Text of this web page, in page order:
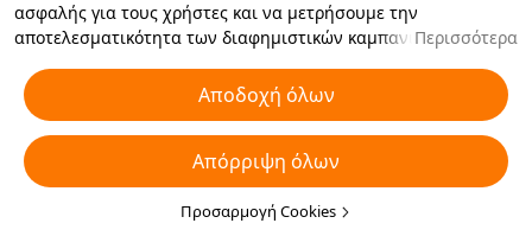
ασφαλής για τους χρήστες και να μετρήσουμε την
αποτελεσματικότητα των διαφημιστικών καμπανιών. Εάν
συνεργάτες με τους οποίους συνεργαζόμαστε να αποθηκεύουν
cookies και παρόμοιες τεχνολογίες στη συσκευή σας για
διαφημιστικούς σκοπούς. Μπορείτε επίσης να κάνετε
"Απόρριψη όλων" για τα μη απαραίτητα cookie ή να επιλέξετε
ποιους τύπους cookies θέλετε να αποδεχτείτε ή να
απενεργοποιήσετε κάνοντας κλικ στην επιλογή "Προσαρμογή
Περισσότερα
Αποδοχή όλων
Απόρριψη όλων
Προσαρμογή Cookies